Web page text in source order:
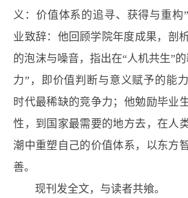
义：价值体系的追寻、获得与重构
业致辞：他回顾学院年度成果，剖
的泡沫与噪音，指出在“人机共生”
力”，即价值判断与意义赋予的能
时代最稀缺的竞争力；他勉励毕业
性，到国家最需要的地方去，在人
潮中重塑自己的价值体系，以东方
善。
现刊发全文，与读者共飨。